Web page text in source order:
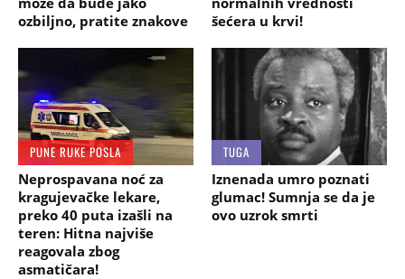
ozbiljno, pratite znakove
šećera u krvi!
PUNE RUKE POSLA
Neprospavana noć za
kragujevačke lekare,
preko 40 puta izašli na
teren: Hitna najviše
reagovala zbog
asmatičara!
TUGA
Iznenada umro poznati
glumac! Sumnja se da je
ovo uzrok smrti